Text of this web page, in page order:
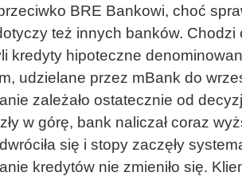
BRE Bankowi, choć
też innych banków. Chodzi
kredyty hipoteczne
udzielane przez mBank do
zależało ostatecznie od
w górę, bank naliczał coraz
się i stopy zaczęły
kredytów nie zmieniło się.